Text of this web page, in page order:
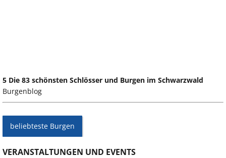
5 Die 83 schönsten Schlösser und Burgen im Schwarzwald
Burgenblog
beliebteste Burgen
VERANSTALTUNGEN UND EVENTS